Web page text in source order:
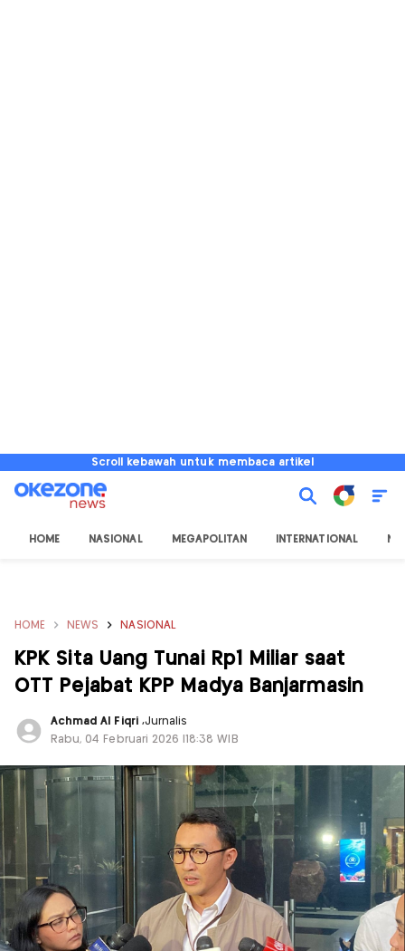
Scroll kebawah untuk membaca artikel
HOME NASIONAL MEGAPOLITAN INTERNATIONAL
HOME NEWS NASIONAL
KPK Sita Uang Tunai Rp1 Miliar saat
OTT Pejabat KPP Madya Banjarmasin
Achmad Al Fiqri ,Jurnalis
Rabu, 04 Februari 2026 |18:38 WIB